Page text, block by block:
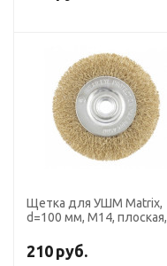
Щетка для УШМ Matrix,
d=100 мм, М14, плоская,
проволока
210 руб.